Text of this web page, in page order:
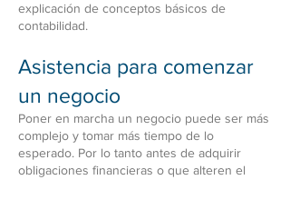
explicación de conceptos básicos de
contabilidad.
Asistencia para comenzar
un negocio
Poner en marcha un negocio puede ser más
complejo y tomar más tiempo de lo
esperado. Por lo tanto antes de adquirir
obligaciones financieras o que alteren el